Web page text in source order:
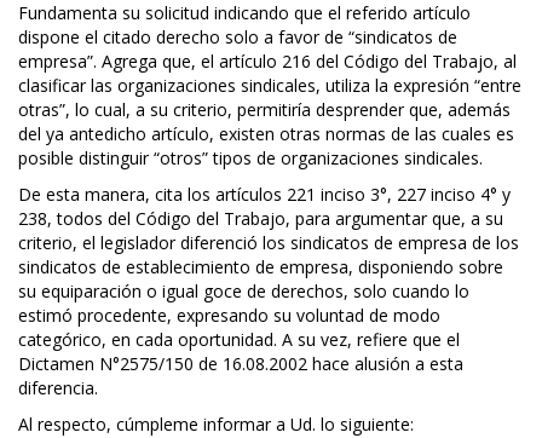
Fundamenta su solicitud indicando que el referido artículo
dispone el citado derecho solo a favor de “sindicatos de
empresa”. Agrega que, el artículo 216 del Código del Trabajo, al
clasificar las organizaciones sindicales, utiliza la expresión “entre
otras”, lo cual, a su criterio, permitiría desprender que, además
del ya antedicho artículo, existen otras normas de las cuales es
posible distinguir “otros” tipos de organizaciones sindicales.
De esta manera, cita los artículos 221 inciso 3°, 227 inciso 4° y
238, todos del Código del Trabajo, para argumentar que, a su
criterio, el legislador diferenció los sindicatos de empresa de los
sindicatos de establecimiento de empresa, disponiendo sobre
su equiparación o igual goce de derechos, solo cuando lo
estimó procedente, expresando su voluntad de modo
categórico, en cada oportunidad. A su vez, refiere que el
Dictamen N°2575/150 de 16.08.2002 hace alusión a esta
diferencia.
Al respecto, cúmpleme informar a Ud. lo siguiente: